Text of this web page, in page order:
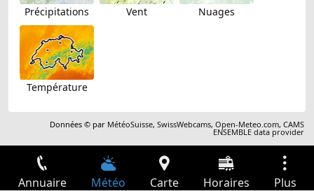
Précipitations Vent Nuages
Température
Données © par MétéoSuisse,SwissWebcams,Open-Meteo.com,CAMS
ENSEMBLE data provider
Annuaire Météo Carte Horaires Plus